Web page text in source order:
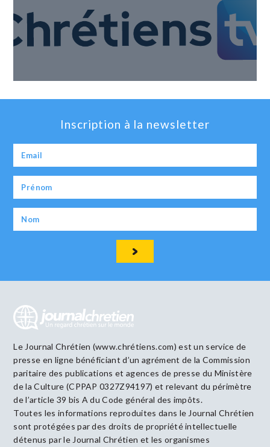
Inscription à la newsletter
Le Journal Chrétien (www.chrétiens.com) est un service de
presse en ligne bénéficiant d’un agrément de la Commission
paritaire des publications et agences de presse du Ministère
de la Culture (CPPAP 0327Z94197) et relevant du périmètre
de l’article 39 bis A du Code général des impôts.
Toutes les informations reproduites dans le Journal Chrétien
sont protégées par des droits de propriété intellectuelle
détenus par le Journal Chrétien et les organismes